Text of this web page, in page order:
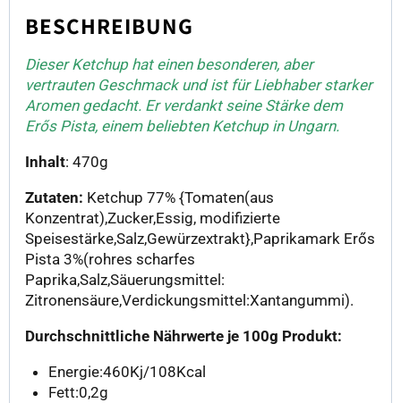
BESCHREIBUNG
Dieser Ketchup hat einen besonderen, aber
vertrauten Geschmack und ist für Liebhaber starker
Aromen gedacht. Er verdankt seine Stärke dem
Erős Pista, einem beliebten Ketchup in Ungarn.
Inhalt: 470g
Zutaten: Ketchup 77% {Tomaten(aus
Konzentrat),Zucker,Essig, modifizierte
Speisestärke,Salz,Gewürzextrakt},Paprikamark Erős
Pista 3%(rohres scharfes
Paprika,Salz,Säuerungsmittel:
Zitronensäure,Verdickungsmittel:Xantangummi).
Durchschnittliche Nährwerte je 100g Produkt:
Energie:460Kj/108Kcal
Fett:0,2g